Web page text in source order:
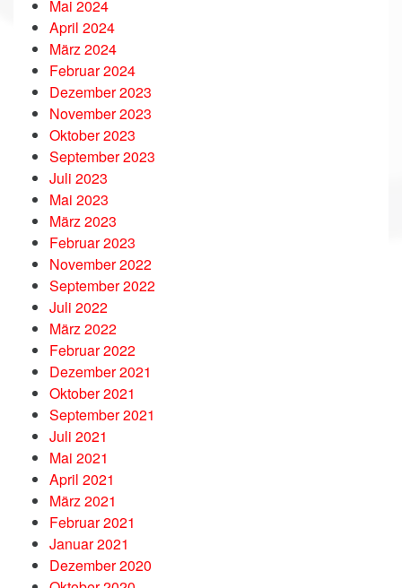
Mai 2024
April 2024
März 2024
Februar 2024
Dezember 2023
November 2023
Oktober 2023
September 2023
Juli 2023
Mai 2023
März 2023
Februar 2023
November 2022
September 2022
Juli 2022
März 2022
Februar 2022
Dezember 2021
Oktober 2021
September 2021
Juli 2021
Mai 2021
April 2021
März 2021
Februar 2021
Januar 2021
Dezember 2020